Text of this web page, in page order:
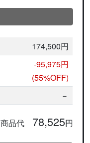
174,500円
-95,975円
(55%OFF)
－
商品代 78,525円